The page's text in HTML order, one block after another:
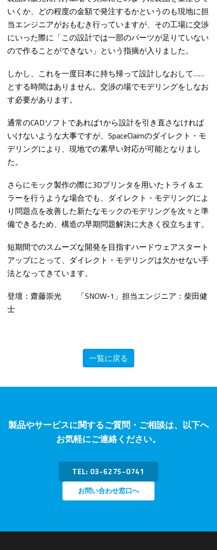
いくか、どの程度の金額で発注するかというのも現地に担
当エンジニアがおもむき行っていますが、その工場に交渉
にいった際に「この設計では一部のパーツが足りていない
ので作ることができない」という指摘が入りました。
しかし、これを一度日本に持ち帰って設計しなおして……
とする時間はありません。交渉の場でモデリングをしなお
す必要があります。
通常のCADソフトであれば1から設計を引き直さなければ
いけないような大事ですが、SpaceClaimのダイレクト・モ
デリングにより、現地での素早い対応が可能となりまし
た。
さらにモック製作の際に3Dプリンタを用いたトライ＆エ
ラーを行うような場合でも、ダイレクト・モデリングによ
り問題点を改善した新たなモックのモデリングを次々と準
備できるため、構造の早期問題解決に大きく役立ちます。
短期間でのスムーズな開発を目指すハードウェアスタート
アップにとって、ダイレクト・モデリングは欠かせない手
法となってきています。
登壇：齋藤崇光 「SNOW-1」担当エンジニア：柴田健
士
一覧に戻る
製品やサービスに関するご質問・ご相談は、以下へ
お気軽にご連絡ください。
TEL: 03-6275-0741
お問い合わせ窓口へ